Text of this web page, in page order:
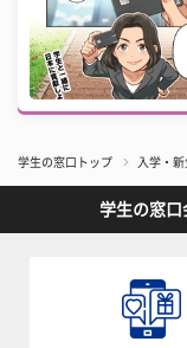
学生の窓口トップ 入学・
学生の窓口